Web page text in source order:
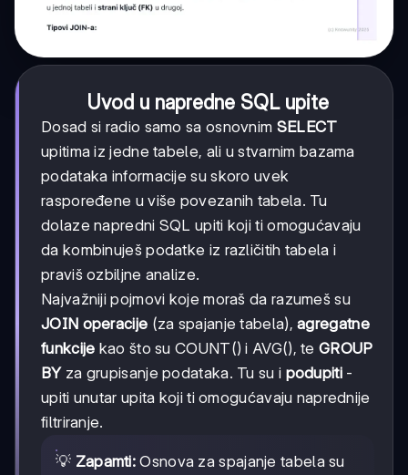
Uvod u napredne SQL upite
Dosad si radio samo sa osnovnim SELECT
upitima iz jedne tabele, ali u stvarnim bazama
podataka informacije su skoro uvek
raspoređene u više povezanih tabela. Tu
dolaze napredni SQL upiti koji ti omogućavaju
da kombinuješ podatke iz različitih tabela i
praviš ozbiljne analize.
Najvažniji pojmovi koje moraš da razumeš su
JOIN operacije (za spajanje tabela),agregatne
funkcije kao što su COUNT() i AVG(), teGROUP
BYza grupisanje podataka. Tu su i podupiti-
upiti unutar upita koji ti omogućavaju naprednije
filtriranje.
💡 Zapamti: Osnova za spajanje tabela su